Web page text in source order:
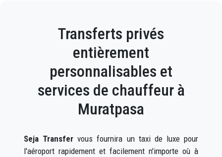
Transferts privés
entièrement
personnalisables et
services de chauffeur à
Muratpasa
Seja Transfer vous fournira un taxi de luxe pour
l'aéroport rapidement et facilement n'importe où à